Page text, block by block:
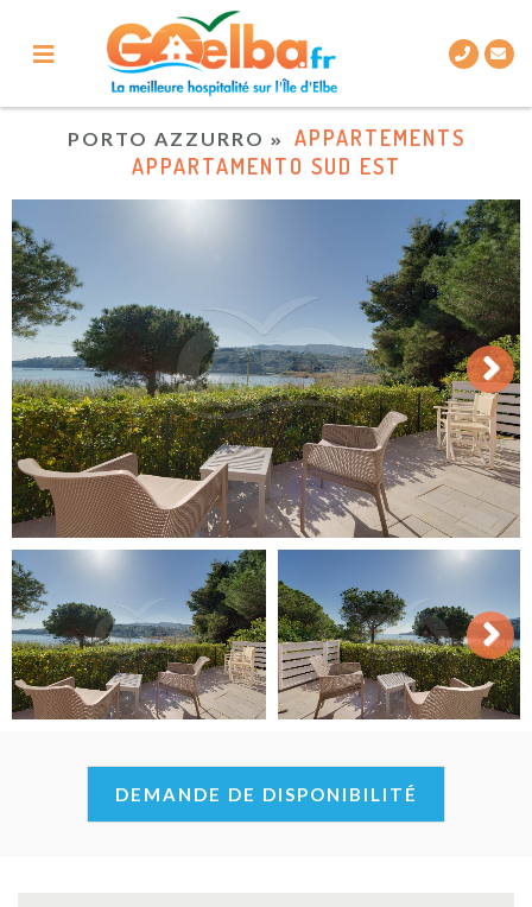
PORTO AZZURRO
APPARTEMENTS
APPARTAMENTO SUD EST
Next
Next
DEMANDE DE DISPONIBILITÉ